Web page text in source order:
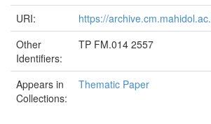
URI:
https://
Other
Identifiers:
TP FM.014 2557
Appears in
Collections:
Thematic Paper